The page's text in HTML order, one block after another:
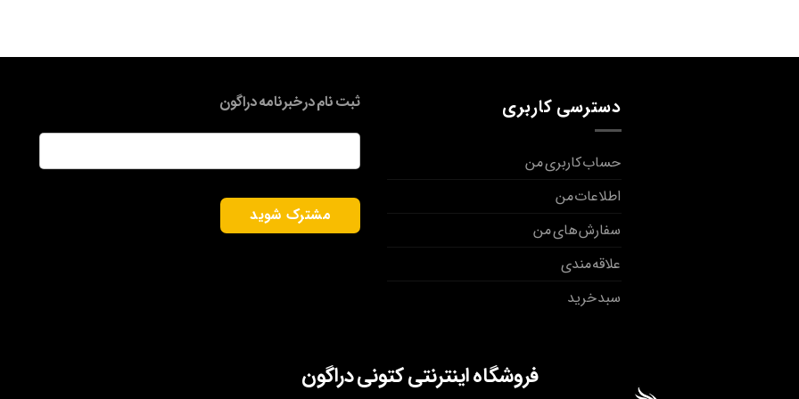
دسترسی کاربری
حساب کاربری من
اطلاعات من
سفارش های من
علاقه مندی
سبد خرید
ثبت نام در خبرنامه دراگون
ایمیل*
فروشگاه اینترنتی کتونی دراگون